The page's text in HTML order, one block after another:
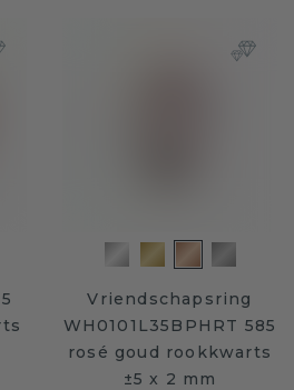
Vriendschapsring
WH0101L35BPHRT 585
rosé goud rookkwarts
±5 x 2 mm